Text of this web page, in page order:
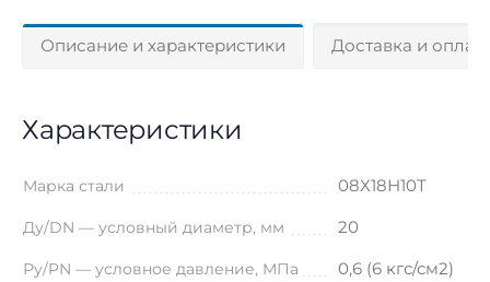
Описание и характеристики Доставка и
Характеристики
Марка стали 08Х18Н10Т
Ду/DN — условный диаметр, мм 20
Ру/PN — условное давление, МПа 0,6 (6 кгс/см2)